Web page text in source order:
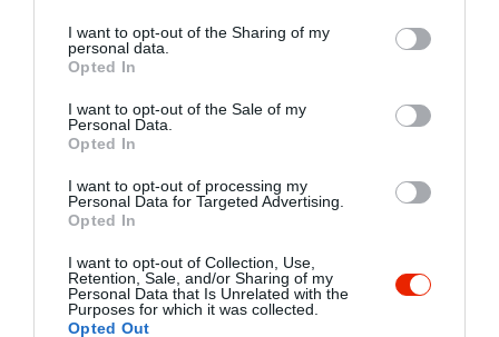
not limited to your visit or usage behaviour. You may click to
grant or deny consent to Google and its third-party tags to
use your data for below specified purposes in below Google
consent section.
I want to opt-out of the Sharing of my
personal data.
Opted In
I want to opt-out of the Sale of my
Personal Data.
Opted In
I want to opt-out of processing my
Personal Data for Targeted Advertising.
Opted In
I want to opt-out of Collection, Use,
Retention, Sale, and/or Sharing of my
Personal Data that Is Unrelated with the
Purposes for which it was collected.
Opted Out
Étterem
Kávézó
Éjszakai Klub
Szórakozóhely